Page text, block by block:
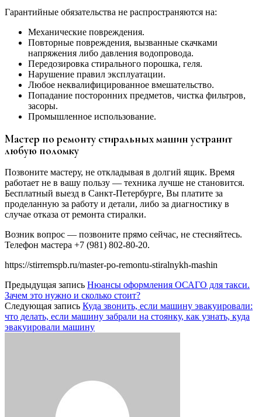
Гарантийные обязательства не распространяются на:
Механические повреждения.
Повторные повреждения, вызванные скачками
напряжения либо давления водопровода.
Передозировка стирального порошка, геля.
Нарушение правил эксплуатации.
Любое неквалифицированное вмешательство.
Попадание посторонних предметов, чистка фильтров,
засоры.
Промышленное использование.
Мастер по ремонту стиральных машин устранит
любую поломку
Позвоните мастеру, не откладывая в долгий ящик. Время
работает не в вашу пользу — техника лучше не становится.
Бесплатный выезд в Санкт-Петербурге, Вы платите за
проделанную за работу и детали, либо за диагностику в
случае отказа от ремонта стиралки.
Возник вопрос — позвоните прямо сейчас, не стесняйтесь.
Телефон мастера +7 (981) 802-80-20.
https://stirremspb.ru/master-po-remontu-stiralnykh-mashin
Предыдущая запись Нюансы оформления ОСАГО для такси.
Зачем это нужно и сколько стоит?
Следующая запись Куда звонить, если машину эвакуировали:
что делать, если машину забрали на стоянку, как узнать, куда
эвакуировали машину